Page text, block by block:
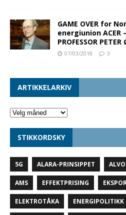
GAME OVER for
energiunion ACER
PROFESSOR PETER
07/03/2018 3
ARTIKKELARKIV
STIKKORDSKY
5G ALARA-PRINSIPPET
AMS EFFEKTPRISING
ELEKTROTÅKA ENERGIPOLITIKK